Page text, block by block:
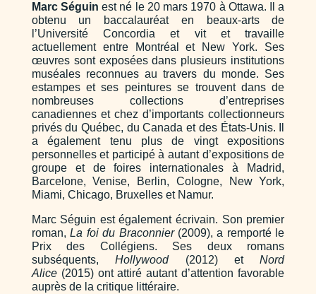
Marc Séguin est né le 20 mars 1970 à Ottawa. Il a
obtenu un baccalauréat en beaux-arts de
l’Université Concordia et vit et travaille
actuellement entre Montréal et New York. Ses
œuvres sont exposées dans plusieurs institutions
muséales reconnues au travers du monde. Ses
estampes et ses peintures se trouvent dans de
nombreuses collections d’entreprises
canadiennes et chez d’importants collectionneurs
privés du Québec, du Canada et des États-Unis. Il
a également tenu plus de vingt expositions
personnelles et participé à autant d’expositions de
groupe et de foires internationales à Madrid,
Barcelone, Venise, Berlin, Cologne, New York,
Miami, Chicago, Bruxelles et Namur.
Marc Séguin est également écrivain. Son premier
roman,La foi du Braconnier (2009), a remporté le
Prix des Collégiens. Ses deux romans
subséquents,Hollywood(2012) etNord
Alice(2015) ont attiré autant d’attention favorable
auprès de la critique littéraire.